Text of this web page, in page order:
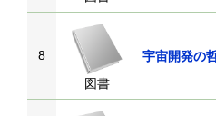
8
図書
宇宙開発の